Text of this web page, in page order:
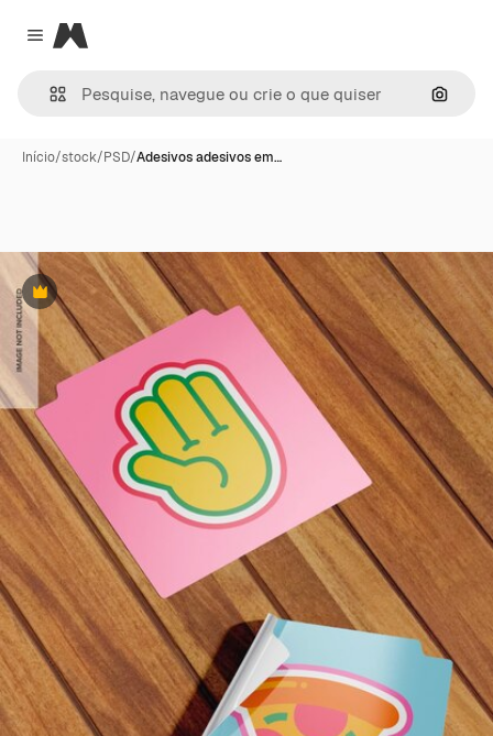
Close menu
Magnific
Início/stock/PSD/Adesivos adesivos em…
Premium